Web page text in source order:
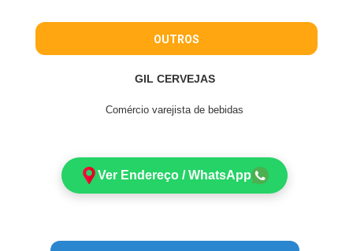
OUTROS
GIL CERVEJAS
Comércio varejista de bebidas
Ver Endereço / WhatsApp